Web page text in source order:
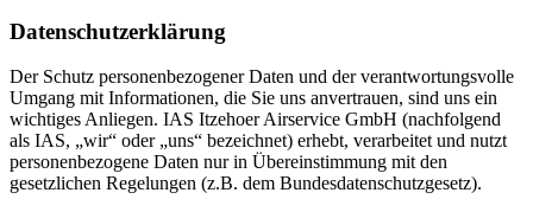
Datenschutzerklärung
Der Schutz personenbezogener Daten und der verantwortungsvolle
Umgang mit Informationen, die Sie uns anvertrauen, sind uns ein
wichtiges Anliegen. IAS Itzehoer Airservice GmbH (nachfolgend
als IAS, „wir“ oder „uns“ bezeichnet) erhebt, verarbeitet und nutzt
personenbezogene Daten nur in Übereinstimmung mit den
gesetzlichen Regelungen (z.B. dem Bundesdatenschutzgesetz).